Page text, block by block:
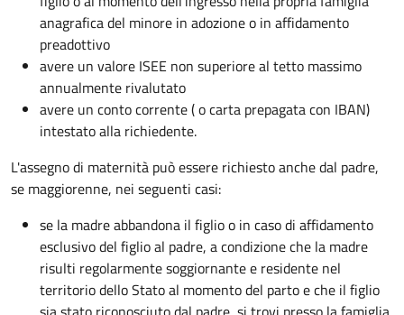
anagrafica del minore in adozione o in affidamento
preadottivo
avere un valore ISEE non superiore al tetto massimo
annualmente rivalutato
avere un conto corrente ( o carta prepagata con IBAN)
intestato alla richiedente.
L'assegno di maternità può essere richiesto anche dal padre,
se maggiorenne, nei seguenti casi:
se la madre abbandona il figlio o in caso di affidamento
esclusivo del figlio al padre, a condizione che la madre
risulti regolarmente soggiornante e residente nel
territorio dello Stato al momento del parto e che il figlio